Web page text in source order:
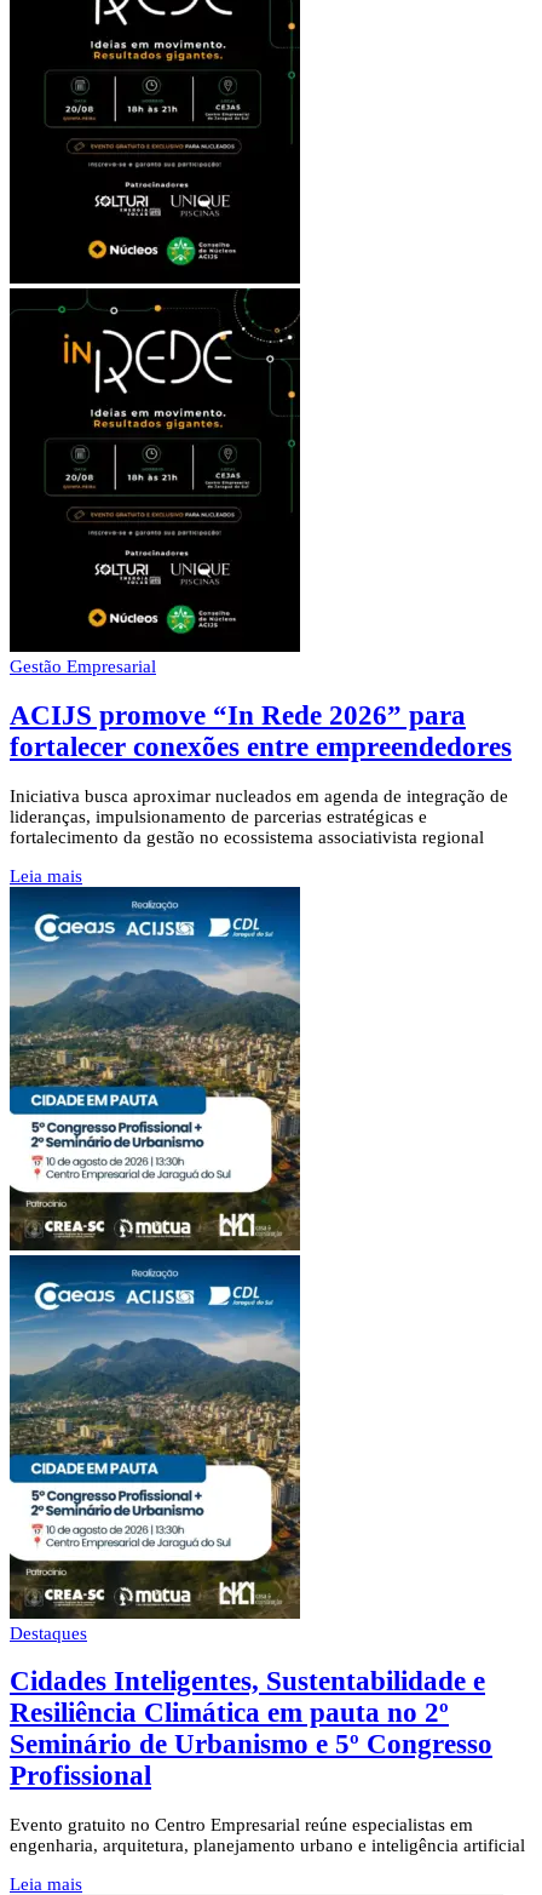
Gestão Empresarial
ACIJS promove “In Rede 2026” para
fortalecer conexões entre empreendedores
Iniciativa busca aproximar nucleados em agenda de integração de
lideranças, impulsionamento de parcerias estratégicas e
fortalecimento da gestão no ecossistema associativista regional
Leia mais
Destaques
Cidades Inteligentes, Sustentabilidade e
Resiliência Climática em pauta no 2º
Seminário de Urbanismo e 5º Congresso
Profissional
Evento gratuito no Centro Empresarial reúne especialistas em
engenharia, arquitetura, planejamento urbano e inteligência artificial
Leia mais